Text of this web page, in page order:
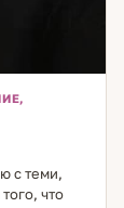
с теми,
что